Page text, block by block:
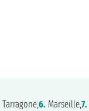
Tarragone,6. Marseille,7.